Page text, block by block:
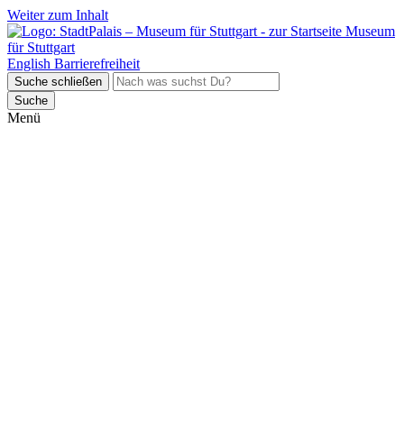
Weiter zum Inhalt
Museum
für Stuttgart
English Barrierefreiheit
Suche schließen
Suche
Menü